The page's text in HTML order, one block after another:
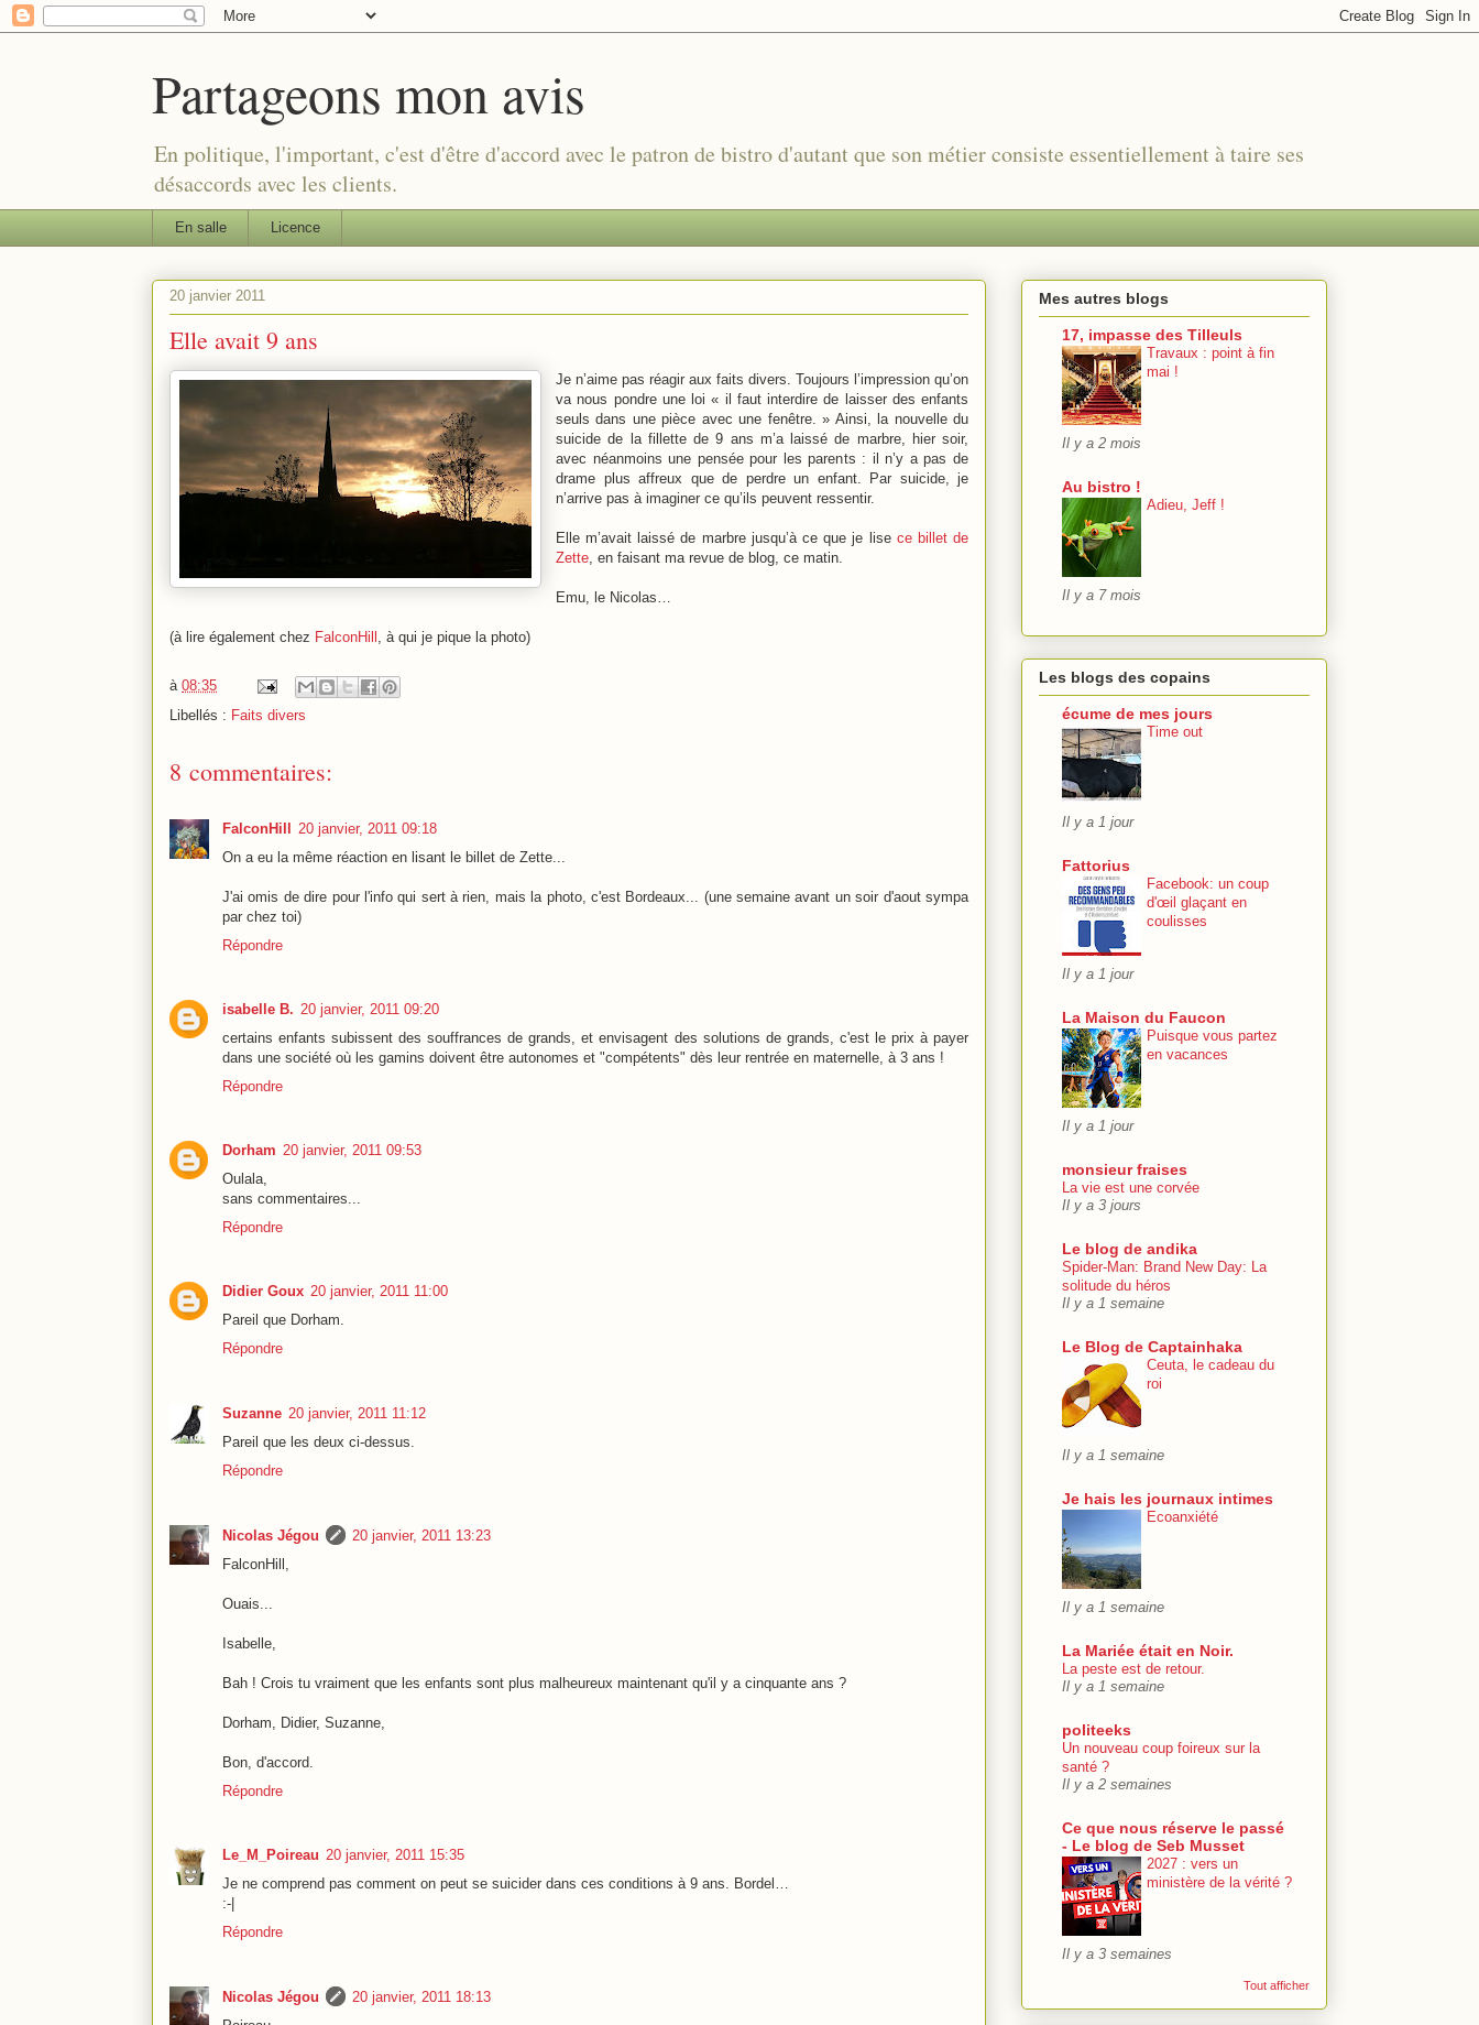
Partageons mon avis
En politique, l'important, c'est d'être d'accord avec le patron de bistro d'autant que son métier consiste essentiellement à taire ses
désaccords avec les clients.
En salle Licence
20 janvier 2011
Elle avait 9 ans
Je n’aime pas réagir aux faits divers. Toujours l’impression qu’on
va nous pondre une loi « il faut interdire de laisser des enfants
seuls dans une pièce avec une fenêtre. » Ainsi, la nouvelle du
suicide de la fillette de 9 ans m’a laissé de marbre, hier soir,
avec néanmoins une pensée pour les parents : il n’y a pas de
drame plus affreux que de perdre un enfant. Par suicide, je
n’arrive pas à imaginer ce qu’ils peuvent ressentir.
Elle m’avait laissé de marbre jusqu’à ce que je lise ce billet de
Zette , en faisant ma revue de blog, ce matin.
Emu, le Nicolas…
(à lire également chez FalconHill , à qui je pique la photo)
à 08:35
Libellés : Faits divers
8 commentaires:
FalconHill 20 janvier, 2011 09:18
On a eu la même réaction en lisant le billet de Zette...
J'ai omis de dire pour l'info qui sert à rien, mais la photo, c'est Bordeaux... (une semaine avant un soir d'aout sympa
par chez toi)
Répondre
isabelle B. 20 janvier, 2011 09:20
certains enfants subissent des souffrances de grands, et envisagent des solutions de grands, c'est le prix à payer
dans une société où les gamins doivent être autonomes et "compétents" dès leur rentrée en maternelle, à 3 ans !
Répondre
Dorham 20 janvier, 2011 09:53
Oulala,
sans commentaires...
Répondre
Didier Goux 20 janvier, 2011 11:00
Pareil que Dorham.
Répondre
Suzanne 20 janvier, 2011 11:12
Pareil que les deux ci-dessus.
Répondre
Nicolas Jégou
20 janvier, 2011 13:23
FalconHill,
Ouais...
Isabelle,
Bah ! Crois tu vraiment que les enfants sont plus malheureux maintenant qu'il y a cinquante ans ?
Dorham, Didier, Suzanne,
Bon, d'accord.
Répondre
Le_M_Poireau 20 janvier, 2011 15:35
Je ne comprend pas comment on peut se suicider dans ces conditions à 9 ans. Bordel…
:-|
Répondre
Nicolas Jégou
20 janvier, 2011 18:13
Mes autres blogs
17, impasse des Tilleuls
Travaux : point à fin
mai !
Il y a 2 mois
Au bistro !
Adieu, Jeff !
Il y a 7 mois
Les blogs des copains
écume de mes jours
Time out
Il y a 1 jour
Fattorius
Facebook: un coup
d'œil glaçant en
coulisses
Il y a 1 jour
La Maison du Faucon
Puisque vous partez
en vacances
Il y a 1 jour
monsieur fraises
La vie est une corvée
Il y a 3 jours
Le blog de andika
Spider-Man: Brand New Day: La
solitude du héros
Il y a 1 semaine
Le Blog de Captainhaka
Ceuta, le cadeau du
roi
Il y a 1 semaine
Je hais les journaux intimes
Ecoanxiété
Il y a 1 semaine
La Mariée était en Noir.
La peste est de retour.
Il y a 1 semaine
politeeks
Un nouveau coup foireux sur la
santé ?
Il y a 2 semaines
Ce que nous réserve le passé
- Le blog de Seb Musset
2027 : vers un
ministère de la vérité ?
Il y a 3 semaines
Tout afficher